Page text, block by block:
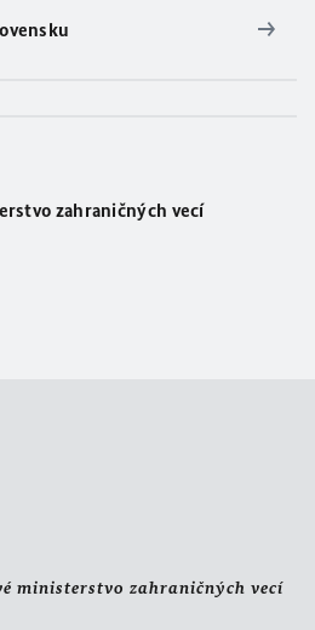
zahraničných vecí
ministerstvo zahraničných vecí